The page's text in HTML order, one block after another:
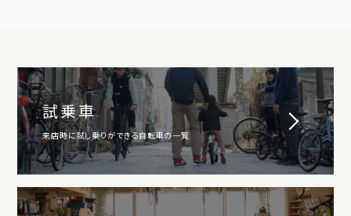
試乗車
来店時に試し乗りができる自転車の一覧